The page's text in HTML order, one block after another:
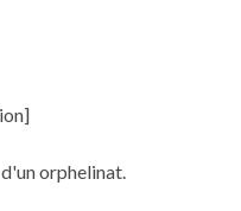
orphelinat.